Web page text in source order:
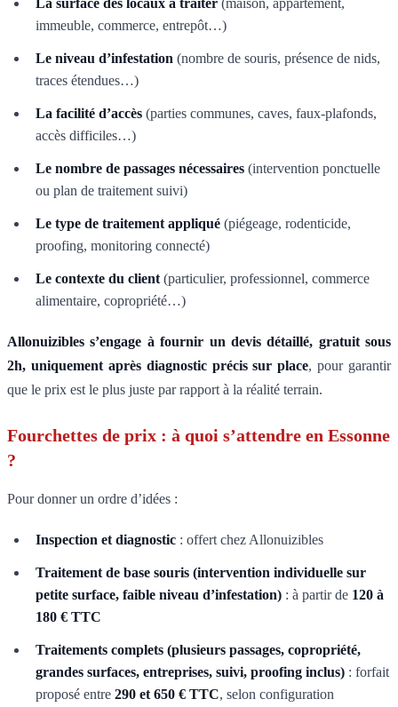
La surface des locaux à traiter (maison, appartement,
immeuble, commerce, entrepôt…)
Le niveau d’infestation (nombre de souris, présence de nids,
traces étendues…)
La facilité d’accès (parties communes, caves, faux-plafonds,
accès difficiles…)
Le nombre de passages nécessaires (intervention ponctuelle
ou plan de traitement suivi)
Le type de traitement appliqué (piégeage, rodenticide,
proofing, monitoring connecté)
Le contexte du client (particulier, professionnel, commerce
alimentaire, copropriété…)
Allonuizibles s’engage à fournir un devis détaillé, gratuit sous
2h, uniquement après diagnostic précis sur place, pour garantir
que le prix est le plus juste par rapport à la réalité terrain.
Fourchettes de prix : à quoi s’attendre en Essonne
?
Pour donner un ordre d’idées :
Inspection et diagnostic : offert chez Allonuizibles
Traitement de base souris (intervention individuelle sur
petite surface, faible niveau d’infestation) : à partir de 120 à
180 € TTC
Traitements complets (plusieurs passages, copropriété,
grandes surfaces, entreprises, suivi, proofing inclus) : forfait
proposé entre 290 et 650 € TTC, selon configuration